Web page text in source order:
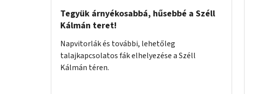
Tegyük árnyékosabbá, hűsebbé a Széll
Kálmán teret!
Napvitorlák és további, lehetőleg
talajkapcsolatos fák elhelyezése a Széll
Kálmán téren.